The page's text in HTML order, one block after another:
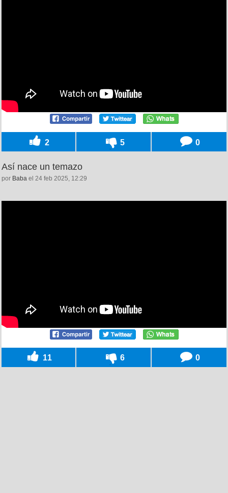
2 5 0
Así nace un temazo
por Baba el 24 feb 2025, 12:29
11 6 0